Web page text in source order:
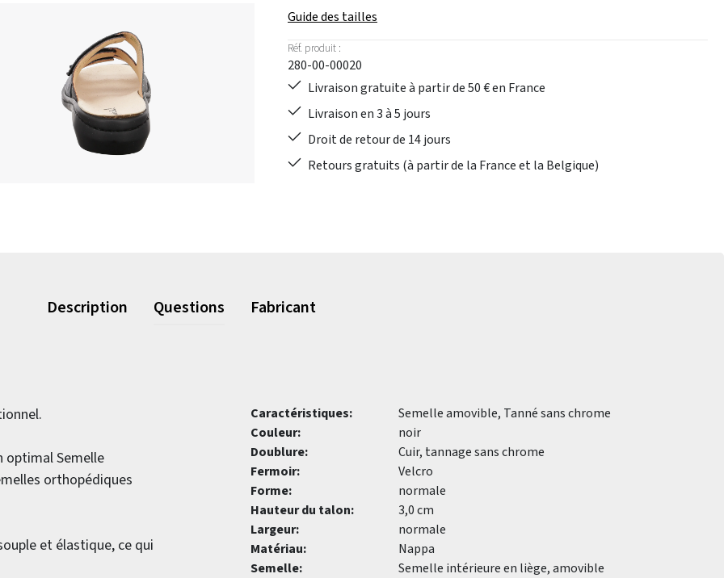
Guide des tailles
Réf. produit :
280-00-00020
Livraison gratuite à partir de 50 € en France
Livraison en 3 à 5 jours
Droit de retour de 14 jours
Retours gratuits (à partir de la France et la Belgique)
Description Questions Fabricant
optimalSemelle
orthopédiques
et élastique, ce qui
Caractéristiques:
Semelle amovible, Tanné sans chrome
Couleur:
noir
Doublure:
Cuir, tannage sans chrome
Fermoir:
Velcro
Forme:
normale
Hauteur du talon:
3,0 cm
Largeur:
normale
Matériau:
Nappa
Semelle:
Semelle intérieure en liège, amovible